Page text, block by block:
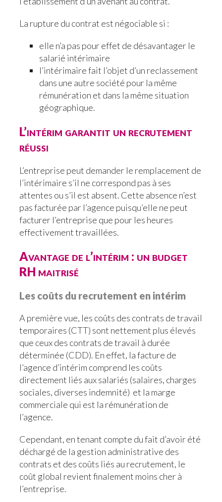
La rupture du contrat est négociable si :
elle n’a pas pour effet de désavantager le
salarié intérimaire
l’intérimaire fait l’objet d’un reclassement
dans une autre société pour la même
rémunération et dans la même situation
géographique.
L’intérim garantit un recrutement
réussi
L’entreprise peut demander le remplacement de
l’intérimaire s’il ne correspond pas à ses
attentes ou s’il est absent. Cette absence n’est
pas facturée par l’agence puisqu’elle ne peut
facturer l’entreprise que pour les heures
effectivement travaillées.
Avantage de l’intérim : un budget
RH maitrisé
Les coûts du recrutement en intérim
A première vue, les coûts des contrats de travail
temporaires (CTT) sont nettement plus élevés
que ceux des contrats de travail à durée
déterminée (CDD). En effet, la facture de
l’agence d’intérim comprend les coûts
directement liés aux salariés (salaires, charges
sociales, diverses indemnité) et la marge
commerciale qui est la rémunération de
l’agence.
Cependant, en tenant compte du fait d’avoir été
déchargé de la gestion administrative des
contrats et des coûts liés au recrutement, le
coût global revient finalement moins cher à
l’entreprise.